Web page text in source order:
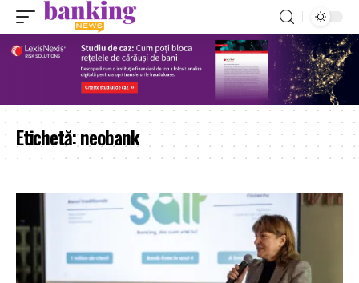
Etichetă:neobank